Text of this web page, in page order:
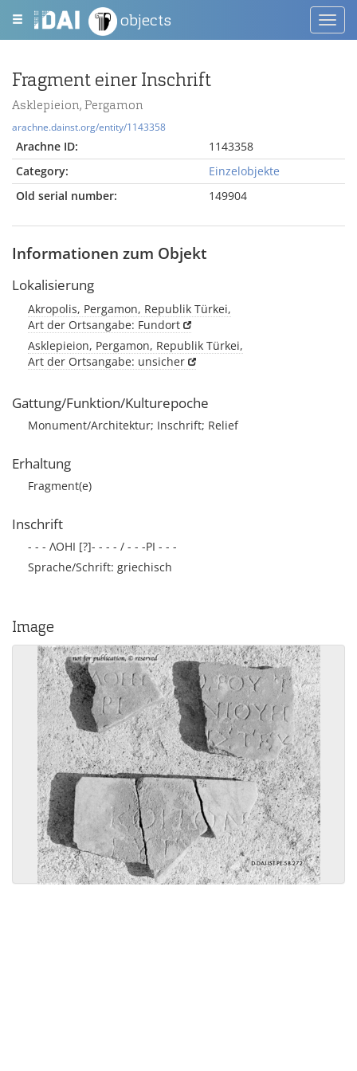
objects
Fragment einer Inschrift
Asklepieion, Pergamon
arachne.dainst.org/entity/1143358
Arachne ID:
1143358
Category:
Einzelobjekte
Old serial number:
149904
Informationen zum Objekt
Lokalisierung
Akropolis, Pergamon, Republik Türkei,
Art der Ortsangabe: Fundort
Asklepieion, Pergamon, Republik Türkei,
Art der Ortsangabe: unsicher
Gattung/Funktion/Kulturepoche
Monument/Architektur; Inschrift; Relief
Erhaltung
Fragment(e)
Inschrift
- - - ΛΟΗΙ [?]- - - - / - - -ΡΙ - - -
Sprache/Schrift: griechisch
Image